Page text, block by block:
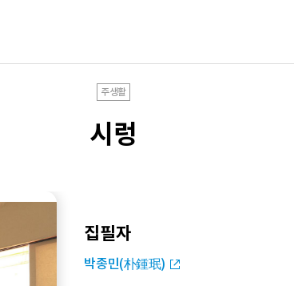
주생활
시렁
집필자
박종민(朴鍾珉)